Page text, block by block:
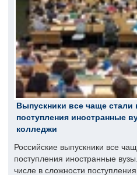
Выпускники все чаще
поступления иностранные
колледжи
Российские выпускники все
поступления иностранные
числе в сложности